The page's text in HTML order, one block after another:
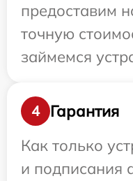
предоставим
точную
займемся
4
Гарантия
Как только
и подписания